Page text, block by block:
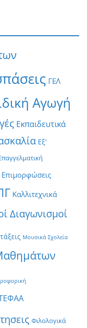
ΓΕΛ
Αγωγή
Εκπαιδευτικά
Εξ'
Επιμορφώσεις
Καλλιτεχνικά
Διαγωνισμοί
Μουσικά Σχολεία
Φιλολογικά